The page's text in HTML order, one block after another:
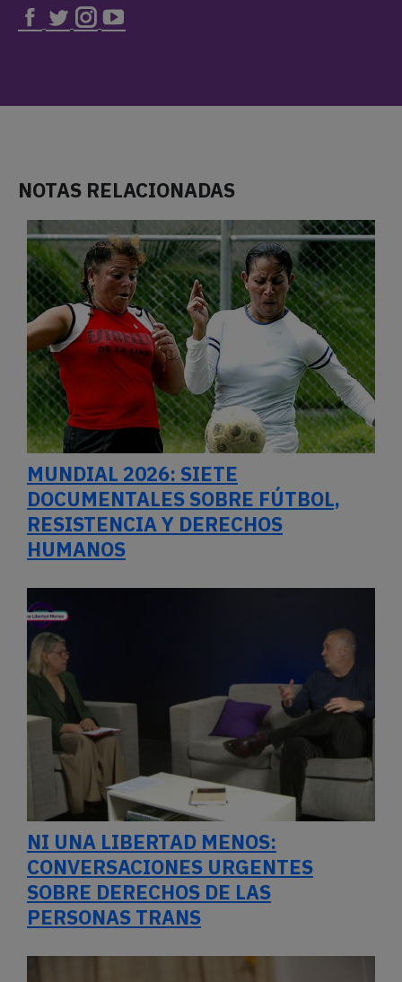
NOTAS RELACIONADAS
MUNDIAL 2026: SIETE
DOCUMENTALES SOBRE FÚTBOL,
RESISTENCIA Y DERECHOS
HUMANOS
NI UNA LIBERTAD MENOS:
CONVERSACIONES URGENTES
SOBRE DERECHOS DE LAS
PERSONAS TRANS